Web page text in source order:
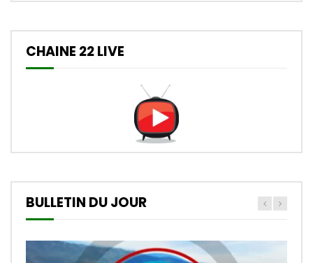
CHAINE 22 LIVE
BULLETIN DU JOUR